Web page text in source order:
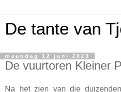
De tante van
maandag 12 juni 2023
De vuurtoren Kleiner
Na het zien van die